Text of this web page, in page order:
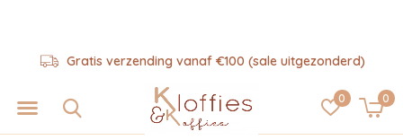
0 0
Gratis verzending vanaf €100 (sale uitgezonderd)